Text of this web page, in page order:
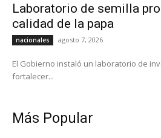
Laboratorio de semilla
calidad de la papa
nacionales agosto 7, 2026
El Gobierno instaló un laboratorio de
fortalecer...
Más Popular